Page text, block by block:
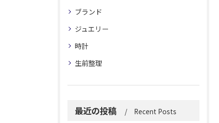
ブランド
ジュエリー
時計
生前整理
最近の投稿 Recent Posts